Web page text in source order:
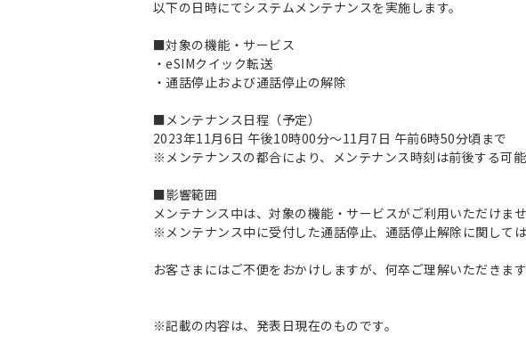
以下の日時にてシステムメンテナンスを実施します。
■対象の機能・サービス
・eSIMクイック転送
・通話停止および通話停止の解除
■メンテナンス日程（予定）
2023年11月6日 午後10時00分～11月7日 午前6時50分頃まで
※メンテナンスの都合により、メンテナンス時刻は前後する可能
■影響範囲
メンテナンス中は、対象の機能・サービスがご利用いただけませ
※メンテナンス中に受付した通話停止、通話停止解除に関して
お客さまにはご不便をおかけしますが、何卒ご理解いただきま
※記載の内容は、発表日現在のものです。